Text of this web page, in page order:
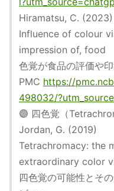
Hiramatsu, C. (2023)
Influence of colour
impression of, food
色覚が食品の評価や
PMC https://
498032/
🟣 四色覚（
Jordan, G. (2019)
Tetrachromacy: the
extraordinary color
四色覚の可能性とそ